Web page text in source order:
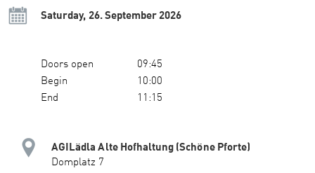
Saturday, 26. September 2026
Doors open
09:45
Begin
10:00
End
11:15
AGILädla Alte Hofhaltung (Schöne Pforte)
Domplatz 7